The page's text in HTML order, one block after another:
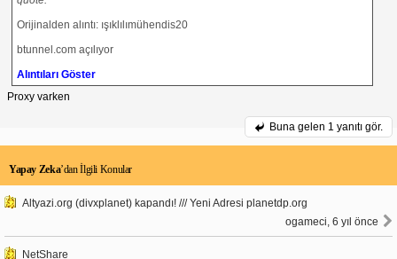
Orijinalden alıntı: ışıklılımühendis20
btunnel.com açılıyor
Alıntıları Göster
Proxy varken
Buna gelen 1 yanıtı gör.
Yapay Zeka’dan İlgili Konular
Altyazi.org (divxplanet) kapandı! /// Yeni Adresi planetdp.org
ogameci, 6 yıl önce
NetShare